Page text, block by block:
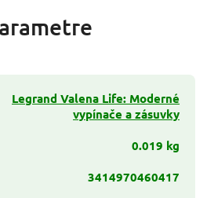
Legrand Valena Life: Moderné
vypínače a zásuvky
0.019 kg
3414970460417